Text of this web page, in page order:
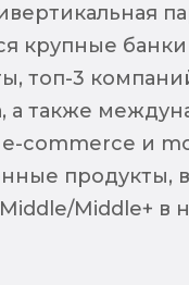
крупные
топ-3
а также
e-commerce и
продукты,
Middle+ в